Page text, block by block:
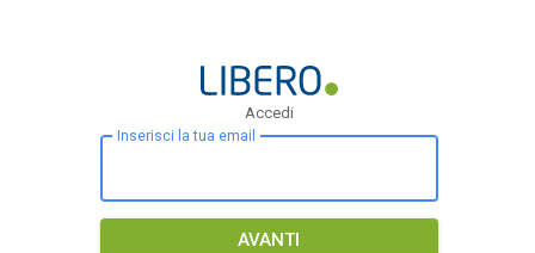
Accedi
Inserisci la tua email
AVANTI